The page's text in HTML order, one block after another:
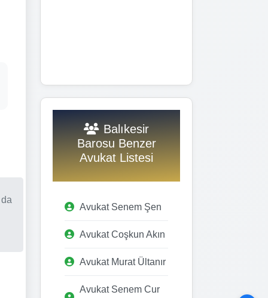
Balıkesir
Barosu Benzer
Avukat Listesi
Avukat Senem Şen
Avukat Coşkun Akın
Avukat Murat Ültanır
Avukat Senem Cur